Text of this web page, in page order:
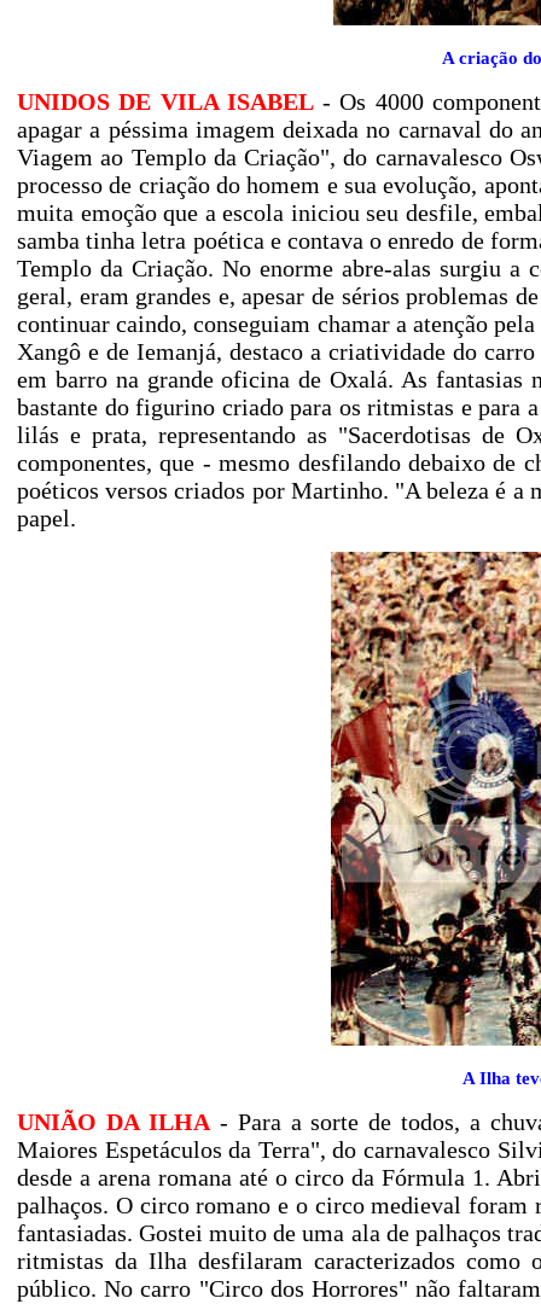
A criação
UNIDOS DE VILA ISABEL- Os 4000
apagar a péssima imagem deixada no carnaval do
Viagem ao Templo da Criação", do carnavalesco
processo de criação do homem e sua evolução,
muita emoção que a escola iniciou seu desfile,
samba tinha letra poética e contava o enredo de
Templo da Criação. No enorme abre-alas surgiu
geral, eram grandes e, apesar de sérios problemas
continuar caindo, conseguiam chamar a atenção
Xangô e de Iemanjá, destaco a criatividade do
em barro na grande oficina de Oxalá. As fantasias
bastante do figurino criado para os ritmistas e para
lilás e prata, representando as "Sacerdotisas de
componentes, que - mesmo desfilando debaixo de
poéticos versos criados por Martinho. "A beleza é a
papel.
A Ilha
UNIÃO DA ILHA- Para a sorte de todos, a
Maiores Espetáculos da Terra", do carnavalesco
desde a arena romana até o circo da Fórmula 1.
palhaços. O circo romano e o circo medieval foram
fantasiadas. Gostei muito de uma ala de palhaços
ritmistas da Ilha desfilaram caracterizados como
público. No carro "Circo dos Horrores" não